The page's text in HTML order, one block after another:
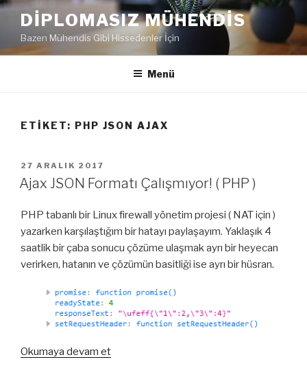
İçeriğe
DIPLOMASIZ MÜHENDIS
Bazen Mühendis Gibi Hissedenler İçin
Menü
ETIKET: PHP JSON AJAX
YAYIM
TARIHI
27 ARALIK 2017
Ajax JSON Formatı Çalışmıyor! ( PHP )
PHP tabanlı bir Linux firewall yönetim projesi ( NAT için )
yazarken karşılaştığım bir hatayı paylaşayım. Yaklaşık 4
saatlik bir çaba sonucu çözüme ulaşmak ayrı bir heyecan
verirken, hatanın ve çözümün basitliği ise ayrı bir hüsran.
Okumaya devam et“Ajax